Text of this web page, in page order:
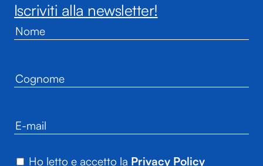
Iscriviti alla newsletter!
Ho letto e accetto la Privacy Policy